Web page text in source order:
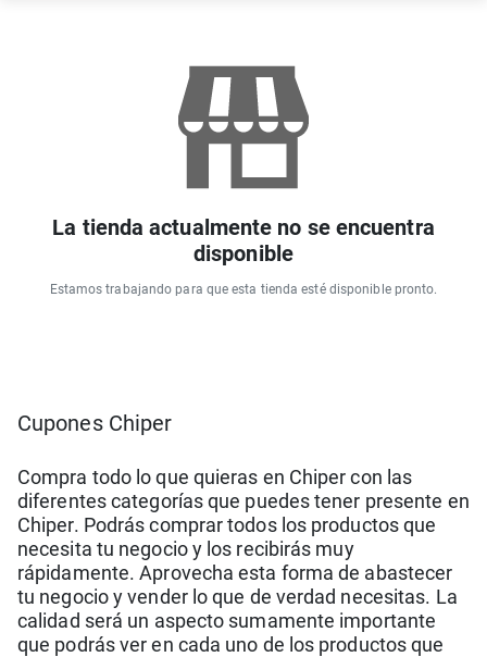
La tienda actualmente no se encuentra
disponible
Estamos trabajando para que esta tienda esté disponible pronto.
Cupones Chiper
Compra todo lo que quieras en Chiper con las
diferentes categorías que puedes tener presente en
Chiper. Podrás comprar todos los productos que
necesita tu negocio y los recibirás muy
rápidamente. Aprovecha esta forma de abastecer
tu negocio y vender lo que de verdad necesitas. La
calidad será un aspecto sumamente importante
que podrás ver en cada uno de los productos que